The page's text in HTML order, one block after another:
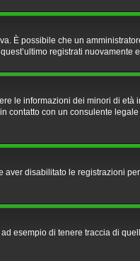
È possibile che un
registrati
le informazioni dei minori di
con un consulente
disabilitato le registrazioni
esempio di tenere traccia di